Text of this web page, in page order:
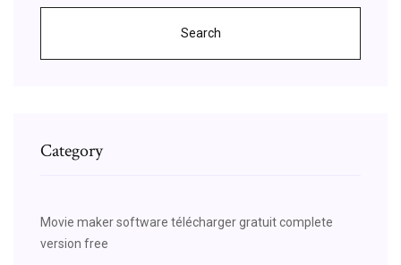
Search
Category
Movie maker software télécharger gratuit complete
version free